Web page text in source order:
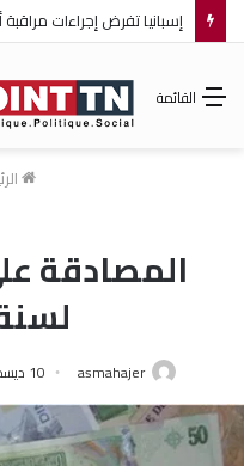
إسبانيا تفرض إجراءات
القائمة
المصادقة
لسنة
asmahajer 10 ديسمبر 2019